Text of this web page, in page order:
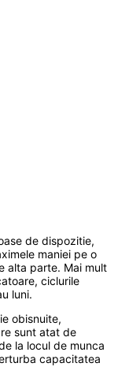
de dispozitie,
maniei pe o
alta parte. Mai mult
ciclurile
luni.
obisnuite,
sunt atat de
la locul de munca
capacitatea